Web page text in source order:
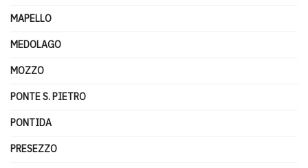
MAPELLO
MEDOLAGO
MOZZO
PONTE S. PIETRO
PONTIDA
PRESEZZO